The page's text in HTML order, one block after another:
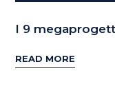
I 9
READ MORE